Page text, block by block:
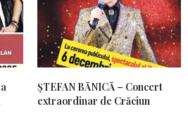
ȘTEFAN BĂNICĂ – Concert
extraordinar de Crăciun